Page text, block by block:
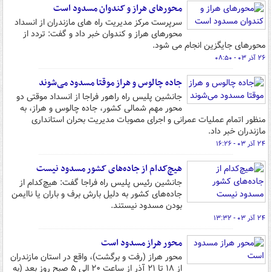
محورهای هراز و کندوان مسدود است
سرپرست مرکز مدیریت راه های مازندران از انسداد
محورهای هراز و کندوان خبر داد و گفت: تردد از
محورهای جایگزین انجام می شود.
۲۶ آذر ۰۳ - ۰۸:۵۰
جاده چالوس و هراز موقتا مسدود می‌شوند
جانشین پلیس راه راهور فراجا از انسداد موقتی دو
محور مهم شمالی کشور، جاده چالوس و هراز، به
منظور اتمام عملیات عمرانی و اجرای مصوبات مدیریت بحران استانداری
مازندران خبر داد.
۲۴ آذر ۰۳ - ۱۶:۲۶
هیچ‌کدام از جاده‌های کشور مسدود نیست
جانشین رئیس پلیس راه فراجا گفت: هیچ‌کدام از
جاده‌های کشور به دلیل بارش برف و باران یا ناایمن
بودن مسدود نیستند.
۲۴ آذر ۰۳ - ۱۳:۳۲
محور هراز مسدود است
محور هراز (رفت و برگشت)، واقع در استان مازندران
از ۱۸ تا ۲۱ آذر از ساعت ۲۰ الی ۵ صبح روز بعد (به